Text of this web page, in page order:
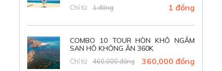
Chỉ từ 1 đồng 1 đồng
COMBO 10 TOUR HÒN KHÔ NGẮM
SAN HÔ KHÔNG ĂN 360K
Chỉ từ 460,000 đồng 360,000 đồng